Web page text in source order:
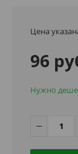
Цена
96
Нужно